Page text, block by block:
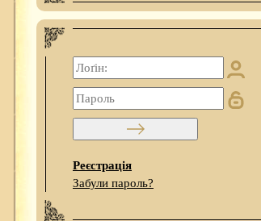
Реєстрація
Забули пароль?